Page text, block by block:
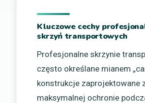
Kluczowe cechy
skrzyń transportowych
Profesjonalne skrzynie
często określane mianem
konstrukcje zaprojektowane
maksymalnej ochronie